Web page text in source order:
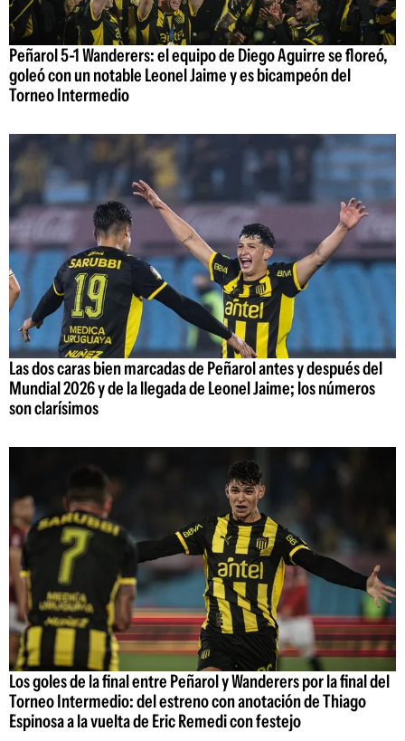
Peñarol 5-1 Wanderers: el equipo de Diego Aguirre se floreó,
goleó con un notable Leonel Jaime y es bicampeón del
Torneo Intermedio
Las dos caras bien marcadas de Peñarol antes y después del
Mundial 2026 y de la llegada de Leonel Jaime; los números
son clarísimos
Los goles de la final entre Peñarol y Wanderers por la final del
Torneo Intermedio: del estreno con anotación de Thiago
Espinosa a la vuelta de Eric Remedi con festejo